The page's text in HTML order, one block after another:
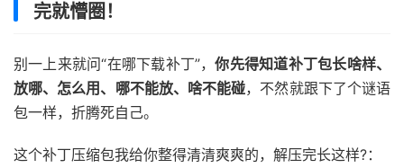
完就懵圈！
别一上来就问“在哪下载补丁”，你先得知道补丁包长啥样、
放哪、怎么用、哪不能放、啥不能碰，不然就跟下了个谜语
包一样，折腾死自己。
这个补丁压缩包我给你整得清清爽爽的，解压完长这样?：